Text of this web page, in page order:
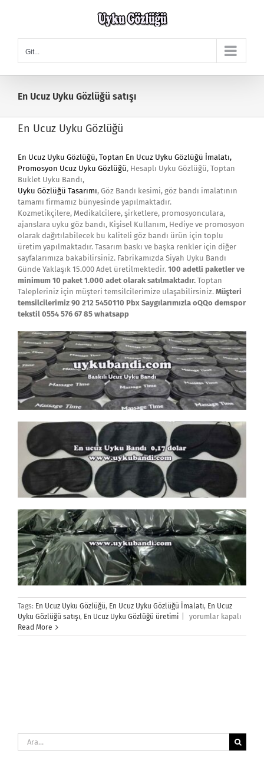
Git...
En Ucuz Uyku Gözlüğü satışı
En Ucuz Uyku Gözlüğü
En Ucuz Uyku Gözlüğü, Toptan En Ucuz Uyku Gözlüğü İmalatı,
Promosyon Ucuz Uyku Gözlüğü, Hesaplı Uyku Gözlüğü, Toptan
Buklet Uyku Bandı,
Uyku Gözlüğü Tasarımı, Göz Bandı kesimi, göz bandı imalatının
tamamı firmamız bünyesinde yapılmaktadır.
Kozmetikçilere, Medikalcilere, şirketlere, promosyonculara,
ajanslara uyku göz bandı, Kişisel Kullanım, Hediye ve promosyon
olarak dağıtılabilecek bu kaliteli göz bandı ürün için toplu
üretim yapılmaktadır. Tasarım baskı ve başka renkler için diğer
sayfalarımıza bakabilirsiniz. Fabrikamızda Siyah Uyku Bandı
Günde Yaklaşık 15.000 Adet üretilmektedir. 100 adetli paketler ve
minimum 10 paket 1.000 adet olarak satılmaktadır. Toptan
Talepleriniz için müşteri temsilcilerimize ulaşabilirsiniz. Müşteri
temsilcilerimiz 90 212 5450110 Pbx Saygılarımızla oQQo demspor
tekstil 0554 576 67 85 whatsapp
Tags: En Ucuz Uyku Gözlüğü, En Ucuz Uyku Gözlüğü İmalatı, En Ucuz
Uyku Gözlüğü satışı, En Ucuz Uyku Gözlüğü üretimi
En
Uyku
yorumlar kapalı
Read More
Ara: